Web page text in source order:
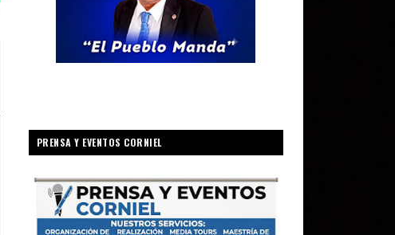
PRENSA Y EVENTOS CORNIEL